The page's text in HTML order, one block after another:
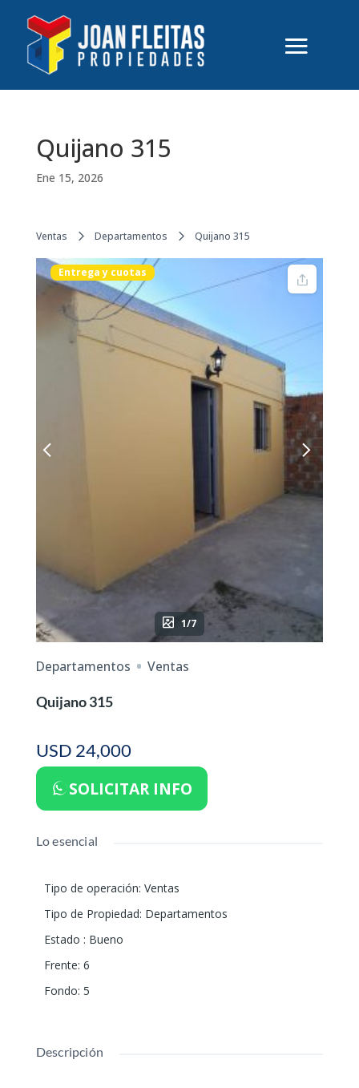
Quijano 315
Ene 15, 2026
Ventas Departamentos Quijano 315
Entrega y cuotas
1/7
Departamentos
Ventas
Quijano 315
USD 24,000
SOLICITAR INFO
Lo esencial
Tipo de operación: Ventas
Tipo de Propiedad: Departamentos
Estado : Bueno
Frente: 6
Fondo: 5
Descripción